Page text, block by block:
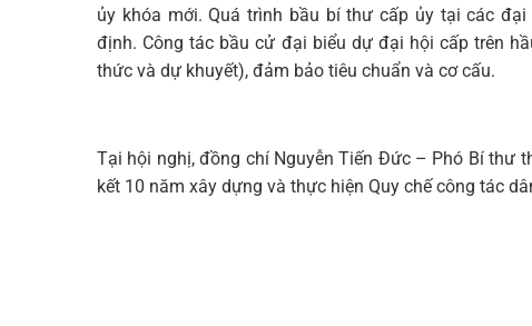
ủy khóa mới. Quá trình bầu bí thư cấp ủy tại các
định. Công tác bầu cử đại biểu dự đại hội cấp trên
thức và dự khuyết), đảm bảo tiêu chuẩn và cơ cấu.
Tại hội nghị, đồng chí Nguyễn Tiến Đức – Phó Bí thư
kết 10 năm xây dựng và thực hiện Quy chế công tác